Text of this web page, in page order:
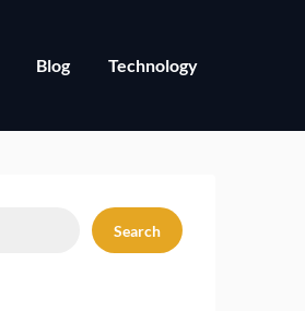
Blog Technology